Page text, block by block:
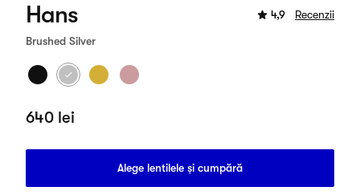
Hans 4,9 Recenzii
Brushed Silver
640 lei
Alege lentilele și cumpără